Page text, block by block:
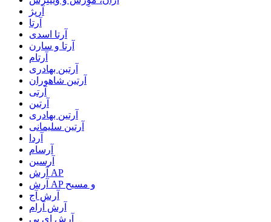
آرپژ
آرتا
آرتا اسدی
آرتا و سارن
آرتام
آرتبن بهادری
آرتين شاهوران
آرتی
آرتین
آرتین بهادری
آرتین سلیمانی
آردا
آرسام
آرسین
آرش AP
آرش AP و مسیح
آرش آج
آرش آرام
آرش ای پی